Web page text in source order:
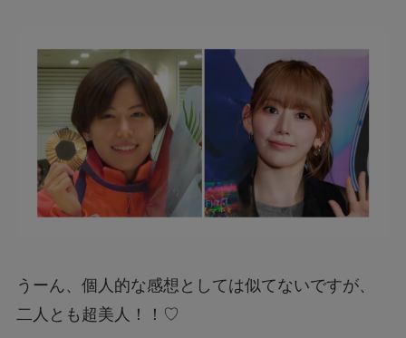
うーん、個人的な感想としては似てないですが、
二人とも超美人！！♡